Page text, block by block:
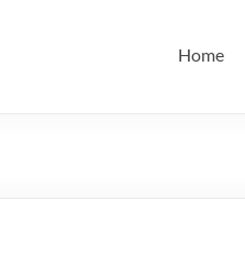
ステム学類 瀬田研究室
Home